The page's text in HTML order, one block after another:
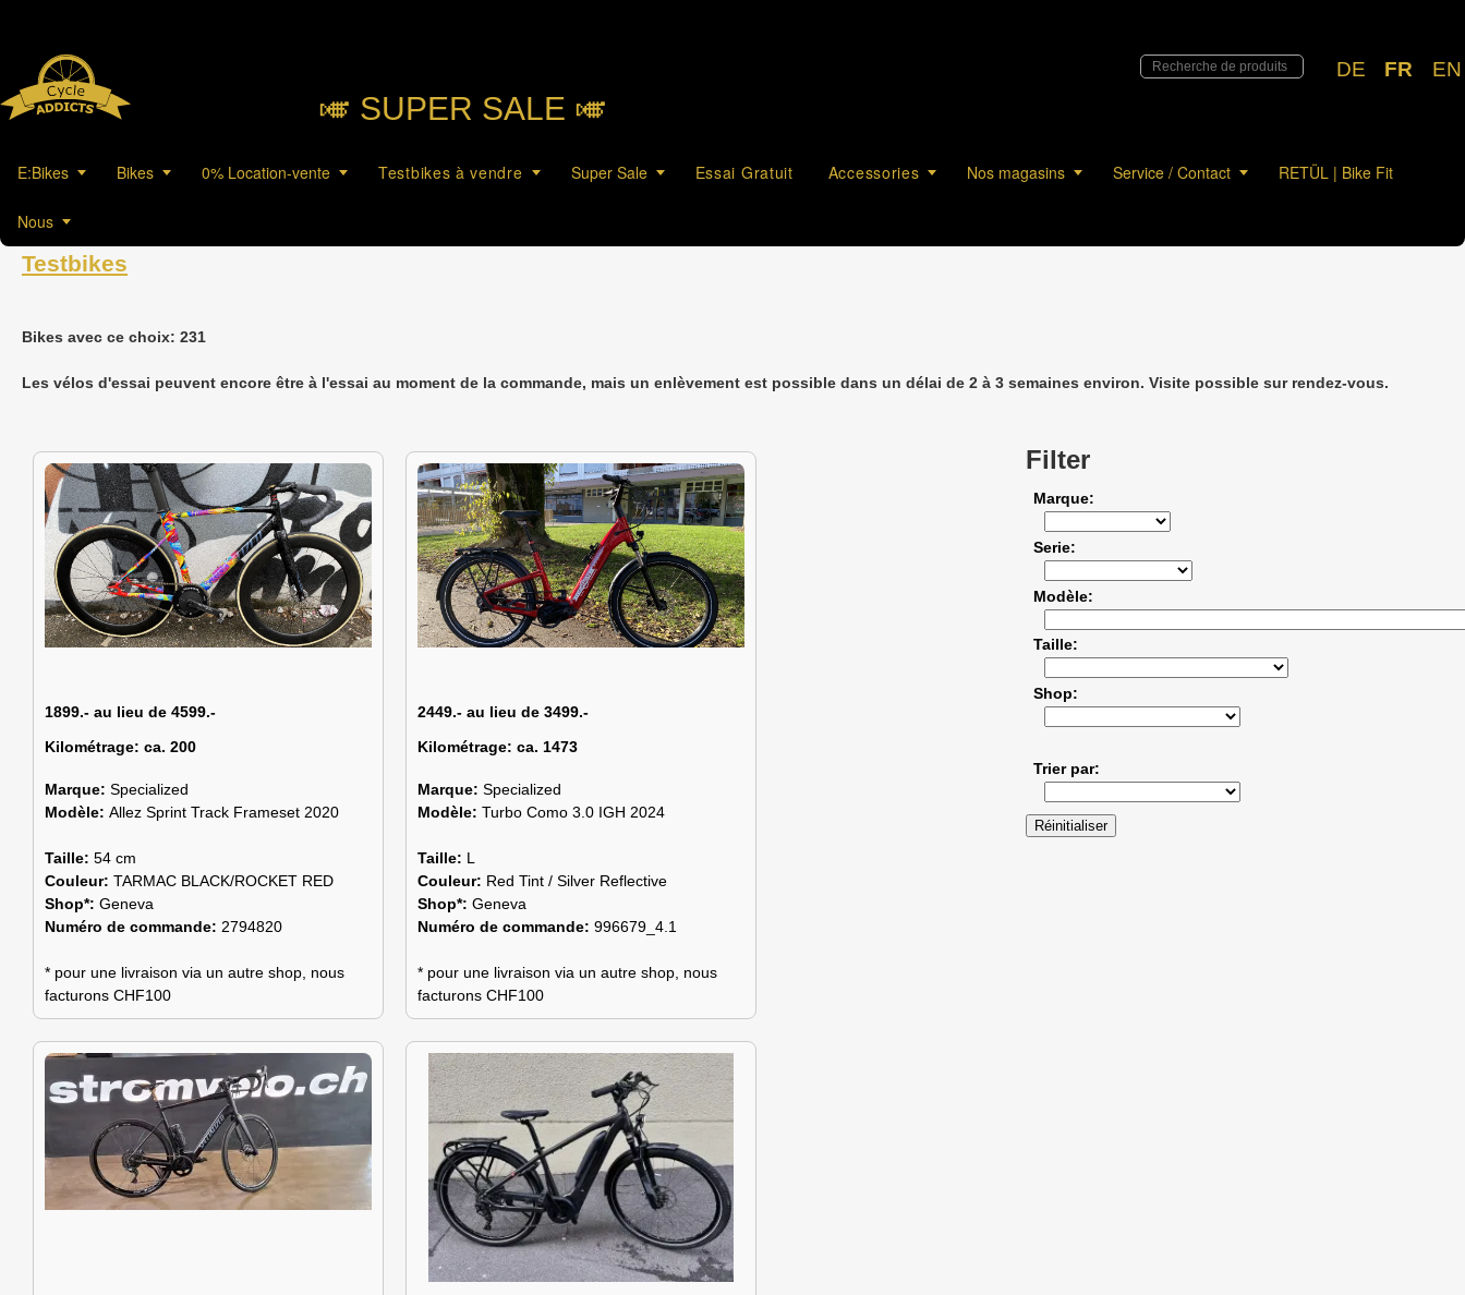
DE FR EN
🎺︎ SUPER SALE 🎺︎
E:Bikes Bikes 0% Location-vente Testbikes à vendre Super Sale Essai Gratuit Accessories Nos magasins Service / Contact RETÜL | Bike Fit
Nous
Testbikes
Bikes avec ce choix: 231
Les vélos d'essai peuvent encore être à l'essai au moment de la commande, mais un enlèvement est possible dans un délai de 2 à 3 semaines environ. Visite possible sur rendez-vous.
1899.- au lieu de 4599.-
Kilométrage: ca. 200
Marque: Specialized
Modèle: Allez Sprint Track Frameset 2020
Taille: 54 cm
Couleur: TARMAC BLACK/ROCKET RED
Shop*: Geneva
Numéro de commande: 2794820
* pour une livraison via un autre shop, nous
facturons CHF100
2449.- au lieu de 3499.-
Kilométrage: ca. 1473
Marque: Specialized
Modèle: Turbo Como 3.0 IGH 2024
Taille: L
Couleur: Red Tint / Silver Reflective
Shop*: Geneva
Numéro de commande: 996679_4.1
* pour une livraison via un autre shop, nous
facturons CHF100
Filter
Marque
Serie
Modèle
Taille
Shop
Trier par